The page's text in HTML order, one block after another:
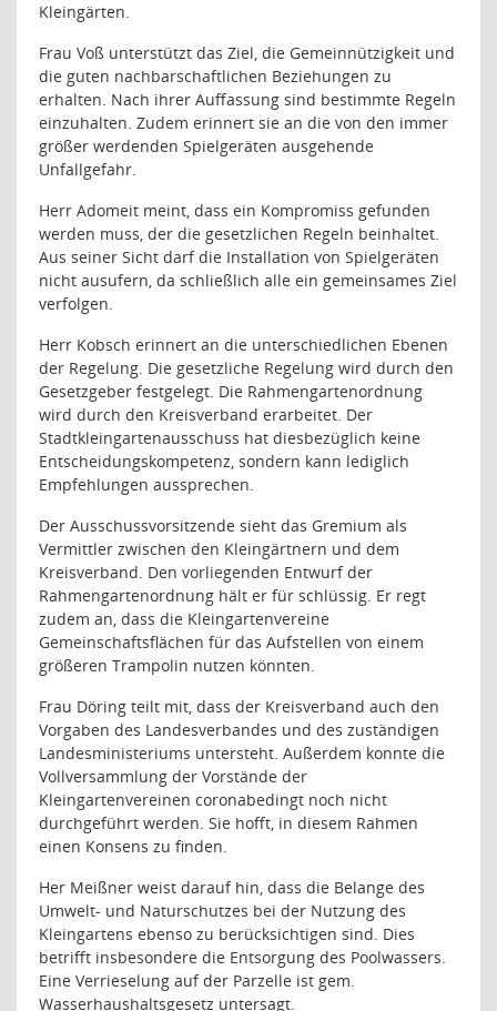
Kleingärten.
Frau Voß unterstützt das Ziel, die Gemeinnützigkeit und
die guten nachbarschaftlichen Beziehungen zu
erhalten. Nach ihrer Auffassung sind bestimmte Regeln
einzuhalten. Zudem erinnert sie an die von den immer
größer werdenden Spielgeräten ausgehende
Unfallgefahr.
Herr Adomeit meint, dass ein Kompromiss gefunden
werden muss, der die gesetzlichen Regeln beinhaltet.
Aus seiner Sicht darf die Installation von Spielgeräten
nicht ausufern, da schließlich alle ein gemeinsames Ziel
verfolgen.
Herr Kobsch erinnert an die unterschiedlichen Ebenen
der Regelung. Die gesetzliche Regelung wird durch den
Gesetzgeber festgelegt. Die Rahmengartenordnung
wird durch den Kreisverband erarbeitet. Der
Stadtkleingartenausschuss hat diesbezüglich keine
Entscheidungskompetenz, sondern kann lediglich
Empfehlungen aussprechen.
Der Ausschussvorsitzende sieht das Gremium als
Vermittler zwischen den Kleingärtnern und dem
Kreisverband. Den vorliegenden Entwurf der
Rahmengartenordnung hält er für schlüssig. Er regt
zudem an, dass die Kleingartenvereine
Gemeinschaftsflächen für das Aufstellen von einem
größeren Trampolin nutzen könnten.
Frau Döring teilt mit, dass der Kreisverband auch den
Vorgaben des Landesverbandes und des zuständigen
Landesministeriums untersteht. Außerdem konnte die
Vollversammlung der Vorstände der
Kleingartenvereinen coronabedingt noch nicht
durchgeführt werden. Sie hofft, in diesem Rahmen
einen Konsens zu finden.
Her Meißner weist darauf hin, dass die Belange des
Umwelt- und Naturschutzes bei der Nutzung des
Kleingartens ebenso zu berücksichtigen sind. Dies
betrifft insbesondere die Entsorgung des Poolwassers.
Eine Verrieselung auf der Parzelle ist gem.
Wasserhaushaltsgesetz untersagt.